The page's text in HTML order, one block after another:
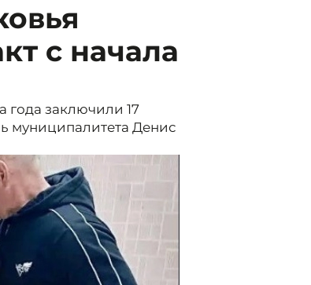
с начала
года заключили 17
муниципалитета Денис